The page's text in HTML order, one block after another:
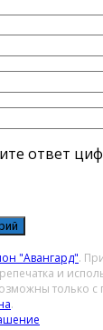
ответ
"Авангард".
и
только
.